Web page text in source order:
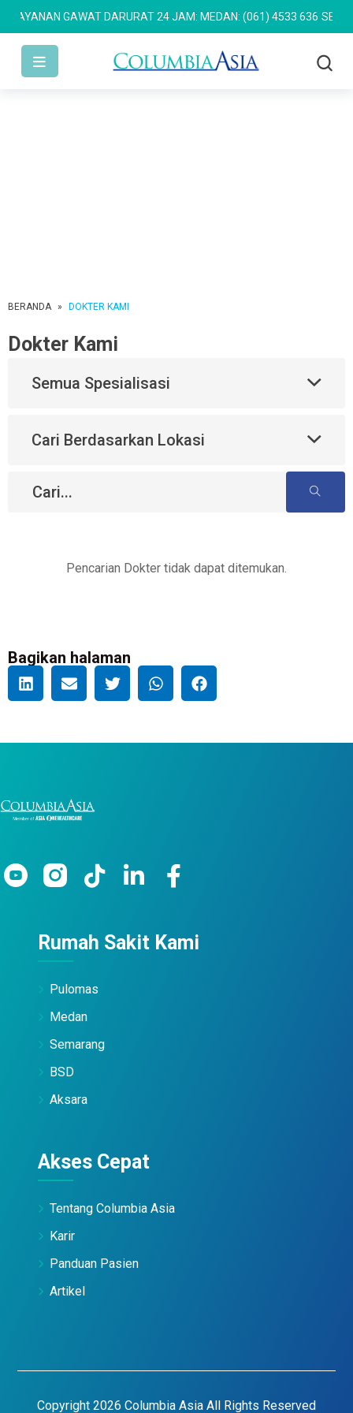
GAWAT DARURAT 24 JAM: MEDAN: (061) 4533 636
BERANDA » DOKTER KAMI
Dokter Kami
Semua Spesialisasi
Cari Berdasarkan Lokasi
Pencarian Dokter tidak dapat ditemukan.
Bagikan halaman
Rumah Sakit Kami
Pulomas
Medan
Semarang
BSD
Aksara
Akses Cepat
Tentang Columbia Asia
Karir
Panduan Pasien
Artikel
Copyright 2026 Columbia Asia All Rights Reserved